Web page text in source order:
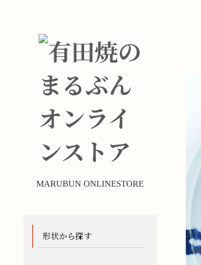
MARUBUN ONLINESTORE
形状から探す